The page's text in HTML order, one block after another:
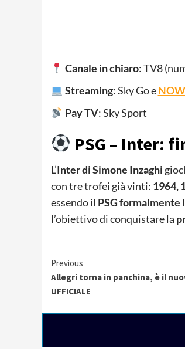
Canale in chiaro: TV8
Streaming: Sky Go e
Pay TV: Sky Sport
PSG – Inter:
L’Inter di Simone Inzaghi
con tre trofei già vinti: 1964,
essendo il PSG formalmente
l’obiettivo di conquistare la
Continue
Reading
Previous
Allegri torna in panchina, è il
UFFICIALE